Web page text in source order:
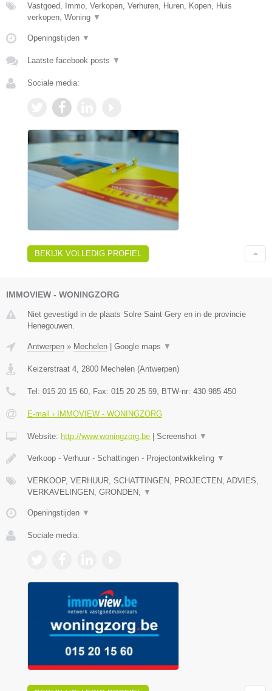
Vastgoed, Immo, Verkopen, Verhuren, Huren, Kopen, Huis
verkopen, Woning ▼
Openingstijden ▼
Laatste facebook posts ▼
Sociale media:
BEKIJK VOLLEDIG PROFIEL
IMMOVIEW - WONINGZORG
Niet gevestigd in de plaats Solre Saint Gery en in de provincie
Henegouwen.
Antwerpen » Mechelen | Google maps ▼
Keizerstraat 4 2800 Mechelen (Antwerpen)
Tel: 015 20 15 60 , Fax: 015 20 25 59 , BTW-nr: 430 985 450
E-mail › IMMOVIEW - WONINGZORG
Website: http://www.woningzorg.be | Screenshot ▼
Verkoop - Verhuur - Schattingen - Projectontwikkeling ▼
VERKOOP, VERHUUR, SCHATTINGEN, PROJECTEN, ADVIES,
VERKAVELINGEN, GRONDEN,
▼
Openingstijden ▼
Sociale media: